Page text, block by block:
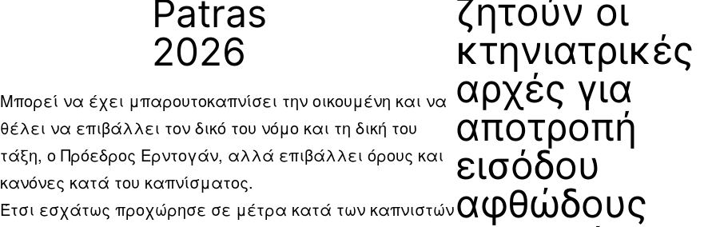
Patras
2026
Μπορεί να έχει μπαρουτοκαπνίσει την οικουμένη και να
θέλει να επιβάλλει τον δικό του νόμο και τη δική του
τάξη, ο Πρόεδρος Ερντογάν, αλλά επιβάλλει όρους και
κανόνες κατά του καπνίσματος.
Έτσι εσχάτως προχώρησε σε μέτρα κατά των καπνιστών
ζητούν οι
κτηνιατρικές
αρχές για
αποτροπή
εισόδου
αφθώδους